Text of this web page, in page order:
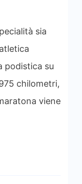
sia
podistica su
chilometri,
viene